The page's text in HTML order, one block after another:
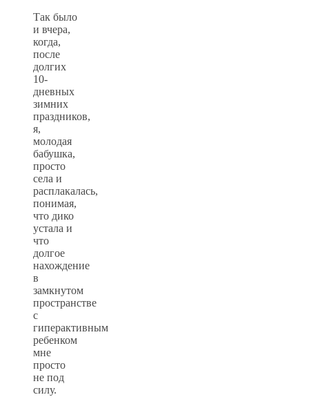
Так было
и вчера,
когда,
после
долгих
10-
дневных
зимних
праздников,
я,
молодая
бабушка,
просто
села и
расплакалась,
понимая,
что дико
устала и
что
долгое
нахождение
в
замкнутом
пространстве
с
гиперактивным
ребенком
мне
просто
не под
силу.